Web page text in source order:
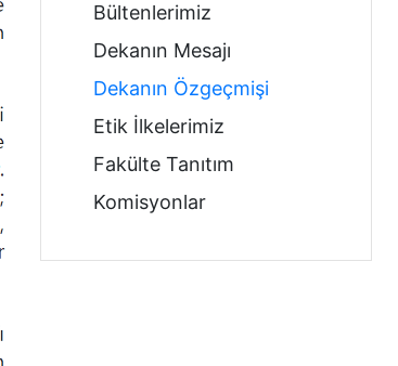
Bültenlerimiz
Dekanın Mesajı
Dekanın Özgeçmişi
Etik İlkelerimiz
Fakülte Tanıtım
Komisyonlar